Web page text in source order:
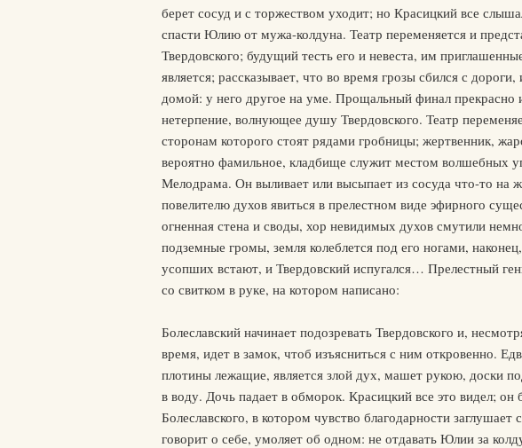
берет сосуд и с торжеством уходит; но Красицкий все
спасти Юлию от мужа-колдуна. Театр переменяется и
Твердовского; будущий тесть его и невеста, им
является; рассказывает, что во время грозы сбился с
домой: у него другое на уме. Прощальный финал прекрасно
нетерпение, волнующее душу Твердовского. Театр
сторонам которого стоят рядами гробницы; жертвенник,
вероятно фамильное, кладбище служит местом волшебных
Мелодрама. Он выливает или высыпает из сосуда что-то на
повелителю духов явиться в прелестном виде эфирного
огненная стена и своды, хор невидимых духов смутили
подземные громы, земля колеблется под его ногами,
усопших встают, и Твердовский испугался… Прелестный
со свитком в руке, на котором написано:
Болеславский начинает подозревать Твердовского и,
время, идет в замок, чтоб изъясниться с ним откровенно.
плотины лежащие, является злой дух, машет рукою, доски
в воду. Дочь падает в обморок. Красицкий все это видел; он
Болеславского, в котором чувство благодарности
говорит о себе, умоляет об одном: не отдавать Юлии за